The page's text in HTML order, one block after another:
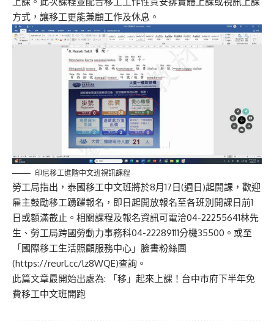
方式，讓移工更能兼顧工作及休息。
印尼移工進階中文班視訊課程
勞工局指出，泰國移工中文班將於8月17日(週日)起開課，歡迎
雇主鼓勵移工踴躍報名，即日起開放報名至各班別開課日前1
日或額滿截止。相關課程及報名資訊可電洽04-22255641林先
生、勞工局跨國勞動力事務科04-22289111分機35500。或至
「國際移工生活照顧服務中心」臉書粉絲團
(https://reurl.cc/lz8WQE)查詢。
此篇文章最開始出處為:
「移」起來上課！台中市府下半年免
費移工中文班開跑